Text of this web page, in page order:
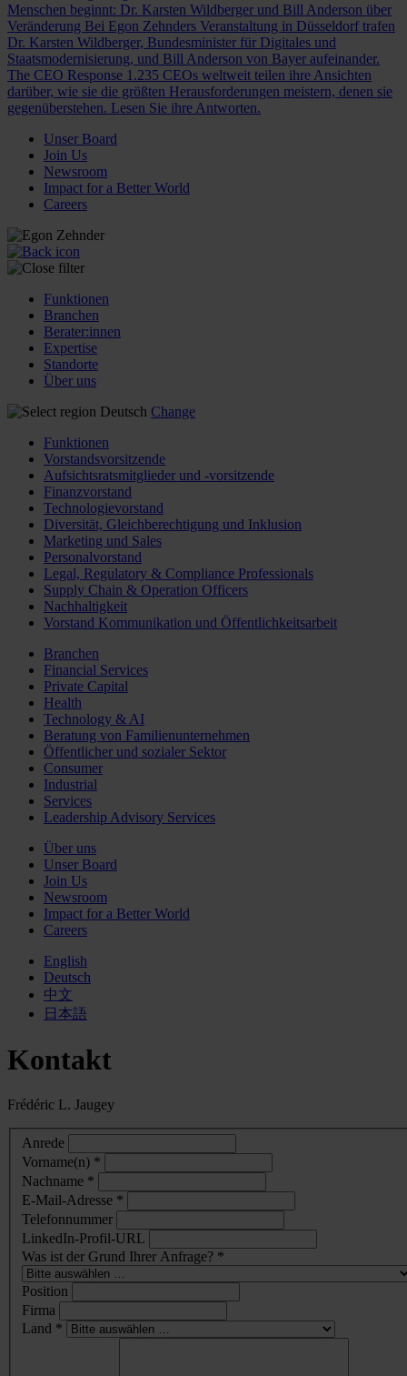
Menschen beginnt: Dr. Karsten Wildberger und Bill Anderson über
Veränderung Bei Egon Zehnders Veranstaltung in Düsseldorf trafen
Dr. Karsten Wildberger, Bundesminister für Digitales und
Staatsmodernisierung, und Bill Anderson von Bayer aufeinander.
The CEO Response 1.235 CEOs weltweit teilen ihre Ansichten
darüber, wie sie die größten Herausforderungen meistern, denen sie
gegenüberstehen. Lesen Sie ihre Antworten.
Unser Board
Join Us
Newsroom
Impact for a Better World
Careers
Funktionen
Branchen
Berater:innen
Expertise
Standorte
Über uns
Deutsch Change
Funktionen
Vorstandsvorsitzende
Aufsichtsratsmitglieder und -vorsitzende
Finanzvorstand
Technologievorstand
Diversität, Gleichberechtigung und Inklusion
Marketing und Sales
Personalvorstand
Legal, Regulatory & Compliance Professionals
Supply Chain & Operation Officers
Nachhaltigkeit
Vorstand Kommunikation und Öffentlichkeitsarbeit
Branchen
Financial Services
Private Capital
Health
Technology & AI
Beratung von Familienunternehmen
Öffentlicher und sozialer Sektor
Consumer
Industrial
Services
Leadership Advisory Services
Über uns
Unser Board
Join Us
Newsroom
Impact for a Better World
Careers
English
Deutsch
中文
日本語
Kontakt
Frédéric L. Jaugey
Anrede
Vorname(n) *
Nachname *
E-Mail-Adresse *
Telefonnummer
LinkedIn-Profil-URL
Was ist der Grund Ihrer Anfrage? *
Position
Firma
Land *